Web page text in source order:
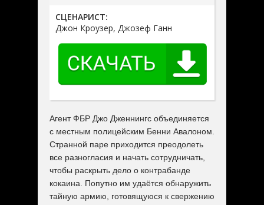
СЦЕНАРИСТ:
Джон Кроузер, Джозеф Ганн
Агент ФБР Джо Дженнингс объединяется
с местным полицейским Бенни Авалоном.
Странной паре приходится преодолеть
все разногласия и начать сотрудничать,
чтобы раскрыть дело о контрабанде
кокаина. Попутно им удаётся обнаружить
тайную армию, готовящуюся к свержению